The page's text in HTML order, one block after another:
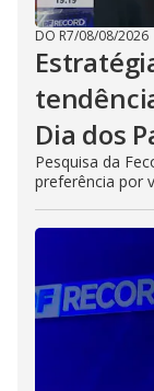
DO R7/08/08/2026
Dia dos
Pesquisa da
preferência por